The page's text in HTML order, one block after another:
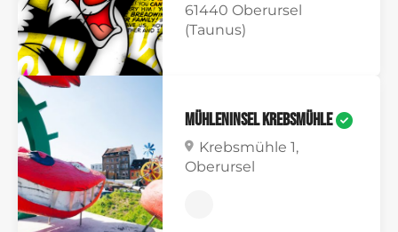
61440 Oberursel
(Taunus)
MühlenInsel Krebsmühle
Krebsmühle 1,
Oberursel